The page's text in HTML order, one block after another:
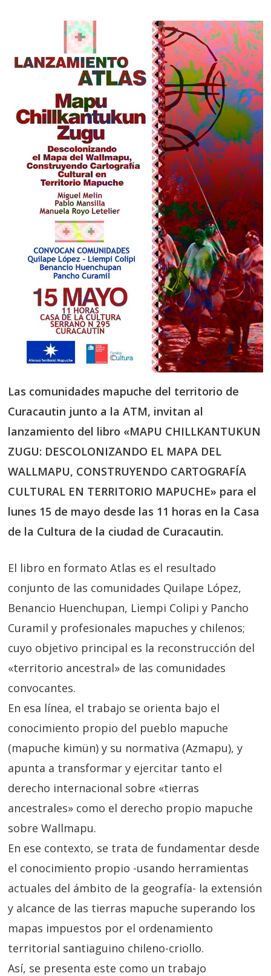
Las comunidades mapuche del territorio de
Curacautin junto a la ATM, invitan al
lanzamiento del libro «MAPU CHILLKANTUKUN
ZUGU: DESCOLONIZANDO EL MAPA DEL
WALLMAPU, CONSTRUYENDO CARTOGRAFÍA
CULTURAL EN TERRITORIO MAPUCHE» para el
lunes 15 de mayo desde las 11 horas en la Casa
de la Cultura de la ciudad de Curacautin.
El libro en formato Atlas es el resultado
conjunto de las comunidades Quilape López,
Benancio Huenchupan, Liempi Colipi y Pancho
Curamil y profesionales mapuches y chilenos;
cuyo objetivo principal es la reconstrucción del
«territorio ancestral» de las comunidades
convocantes.
En esa línea, el trabajo se orienta bajo el
conocimiento propio del pueblo mapuche
(mapuche kimün) y su normativa (Azmapu), y
apunta a transformar y ejercitar tanto el
derecho internacional sobre «tierras
ancestrales» como el derecho propio mapuche
sobre Wallmapu.
En ese contexto, se trata de fundamentar desde
el conocimiento propio -usando herramientas
actuales del ámbito de la geografía- la extensión
y alcance de las tierras mapuche superando los
mapas impuestos por el ordenamiento
territorial santiaguino chileno-criollo.
Así, se presenta este como un trabajo